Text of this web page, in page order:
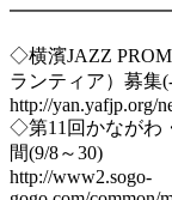
◇横濱JAZZ
ランティア）募集
http://yan.yafjp.org/
◇第11回かながわ
間(9/8～30)
http://www2.sogo-